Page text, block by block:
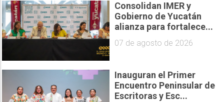
Consolidan IMER y
Gobierno de Yucatán
alianza para fortalece...
07 de agosto de 2026
Inauguran el Primer
Encuentro Peninsular de
Escritoras y Esc...